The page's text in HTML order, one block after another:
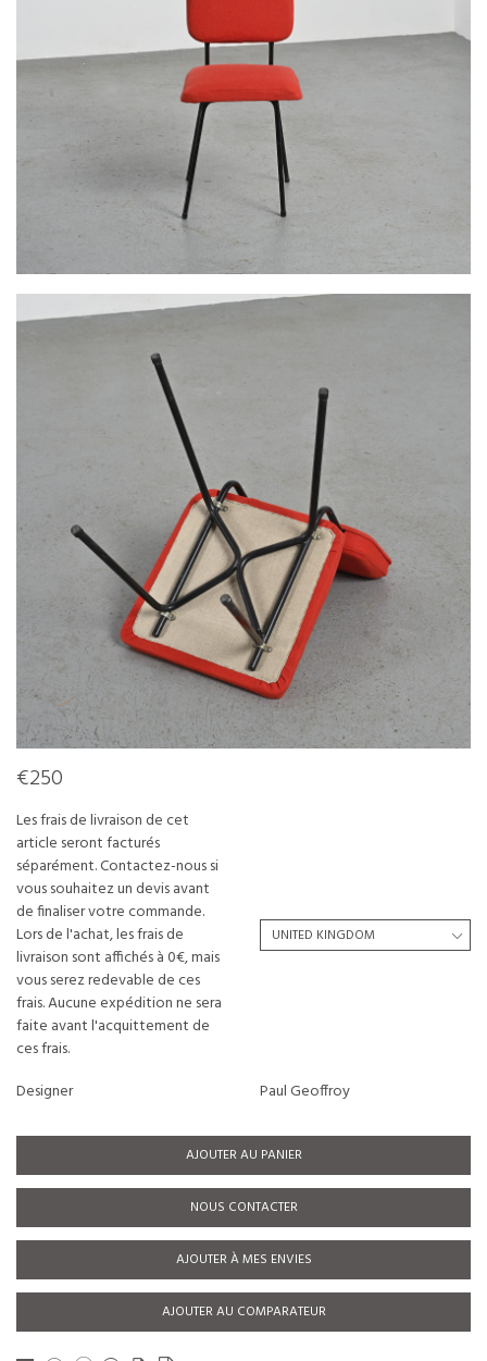
€250
Les frais de livraison de cet
article seront facturés
séparément. Contactez-nous si
vous souhaitez un devis avant
de finaliser votre commande.
Lors de l'achat, les frais de
livraison sont affichés à 0€, mais
vous serez redevable de ces
frais. Aucune expédition ne sera
faite avant l'acquittement de
ces frais.
Designer
Paul Geoffroy
AJOUTER AU PANIER
NOUS CONTACTER
AJOUTER À MES ENVIES
AJOUTER AU COMPARATEUR